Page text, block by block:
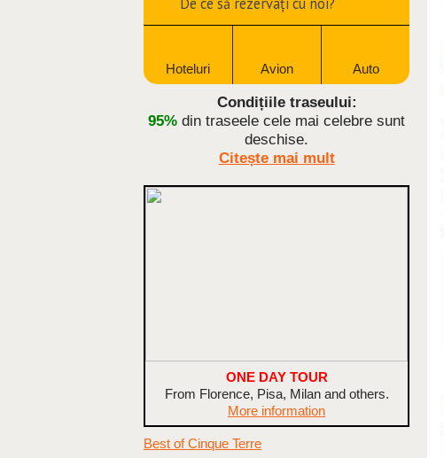
Hoteluri Avion Auto
Condițiile traseului:
95% din traseele cele mai celebre sunt
deschise.
Citește mai mult
ONE DAY TOUR
From Florence, Pisa, Milan and others.
More information
Best of Cinque Terre